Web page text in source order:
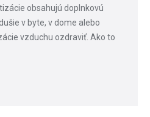
obsahujú doplnkovú
v byte, v dome alebo
vzduchu ozdraviť. Ako to